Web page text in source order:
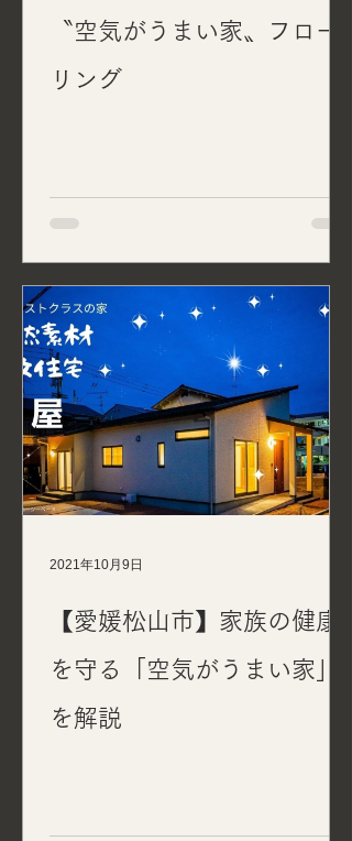
〝空気がうまい家〟フロー
リング
【愛媛松山市】家族の健康
を守る「空気がうまい家」
を解説
2021年10月9日